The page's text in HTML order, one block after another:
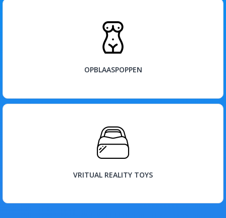
OPBLAASPOPPEN
BEKIJK
VRITUAL REALITY TOYS
BEKIJK